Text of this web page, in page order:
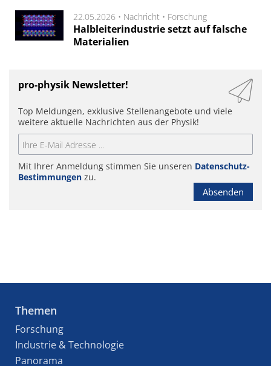
22.05.2026 • Nachricht • Forschung
Halbleiterindustrie setzt auf falsche
Materialien
pro-physik Newsletter!
Top Meldungen, exklusive Stellenangebote und viele
weitere aktuelle Nachrichten aus der Physik!
Mit Ihrer Anmeldung stimmen Sie unseren Datenschutz-
Bestimmungen zu.
Absenden
Themen
Forschung
Industrie & Technologie
Panorama